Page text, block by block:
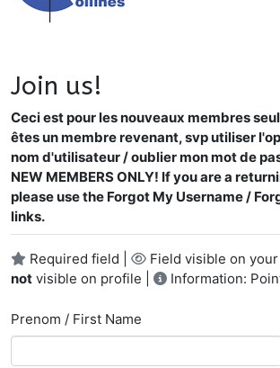
Join us!
Ceci est pour les nouveaux membres
êtes un membre revenant, svp utiliser
nom d'utilisateur / oublier mon mot de
NEW MEMBERS ONLY! If you are a
please use the Forgot My Username /
links.
Required field | Field visible on your
not visible on profile | Information:
Prenom / First Name